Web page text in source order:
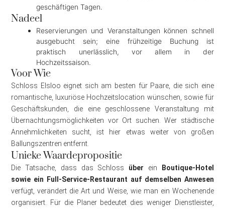
geschäftigen Tagen.
Nadeel
Reservierungen und Veranstaltungen können schnell
ausgebucht sein; eine frühzeitige Buchung ist
praktisch unerlässlich, vor allem in der
Hochzeitssaison.
Voor Wie
Schloss Elsloo eignet sich am besten für Paare, die sich eine
romantische, luxuriöse Hochzeitslocation wünschen, sowie für
Geschäftskunden, die eine geschlossene Veranstaltung mit
Übernachtungsmöglichkeiten vor Ort suchen. Wer städtische
Annehmlichkeiten sucht, ist hier etwas weiter von großen
Ballungszentren entfernt.
Unieke Waardepropositie
Die Tatsache, dass das Schloss über ein
Boutique-Hotel
sowie ein Full-Service-Restaurant auf demselben Anwesen
verfügt, verändert die Art und Weise, wie man ein Wochenende
organisiert. Für die Planer bedeutet dies weniger Dienstleister,